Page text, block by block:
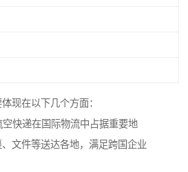
现在以下几个方面：
快递在国际物流中占据重要地
文件等送达各地，满足跨国企业